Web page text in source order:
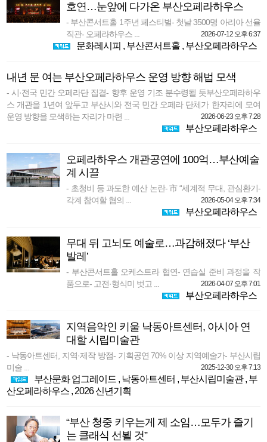
호연…눈앞에 다가온 부산오페라하우스
- 부산콘서트홀 1주년 페스티벌- 첫날 3500명 아리아 선율
직관- 오페라하우스 ...
2026-07-12 오후 6:37
문화레시피 , 부산콘서트홀, 부산오페라하우스
내년 문 여는 부산오페라하우스 운영 방향 해법 모색
- 시·전국 민간 오페라단 집결- 향후 운영 기조 분수령될 듯부산오페라하우
스 개관을 1년여 앞두고 부산시와 전국 민간 오페라 단체가 한자리에 모여
운영 방향을 모색하는 자리가 마련 ...
2026-06-23 오후 7:28
부산오페라하우스
오페라하우스 개관공연에 100억…부산예술
계 시끌
- 초청비 등 과도한 예산 논란- 市 “세계적 무대, 관심환기-
각계 참여할 협의 ...
2026-05-04 오후 7:34
부산오페라하우스
무대 뒤 고뇌도 예술로…과감해졌다 ‘부산
발레’
- 부산콘서트홀 오케스트라 협연- 연습실 준비 과정을 작
품으로- 고전·형식미 벗고 ...
2026-04-07 오후 7:01
부산오페라하우스
지역음악인 키울 낙동아트센터, 아시아 연
대할 시립미술관
- 낙동아트센터, 지역·제작 방점- 기획공연 70% 이상 지역예술가- 부산시립
미술 ...
2025-12-30 오후 7:13
부산문화 업그레이드 , 낙동아트센터 , 부산시립미술관, 부
산오페라하우스 , 2026 신년기획
“부산 청중 키우는게 제 소임…모두가 즐기
는 클래식 선뵐 것”